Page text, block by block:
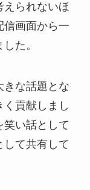
えられないほ
信画面から一
た。
きな話題とな
く貢献しまし
笑い話として
て共有して